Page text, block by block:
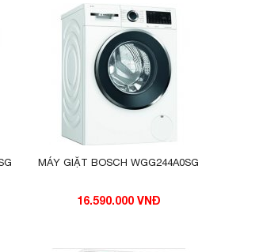
MÁY GIẶT BOSCH WGG244A0SG
16.590.000 VNĐ